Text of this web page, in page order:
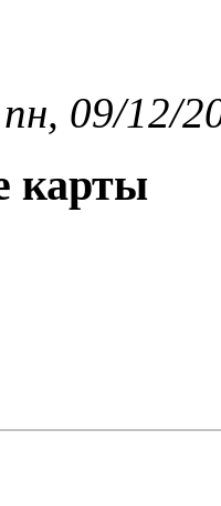
пн, 09/12/
карты